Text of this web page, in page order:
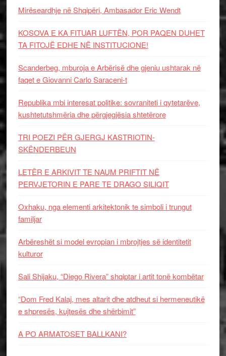
Mirëseardhje në Shqipëri, Ambasador Eric Wendt
KOSOVA E KA FITUAR LUFTËN, POR PAQEN DUHET
TA FITOJË EDHE NË INSTITUCIONE!
Scanderbeg, mburoja e Arbërisë dhe gjeniu ushtarak në
faqet e Giovanni Carlo Saraceni-t
Republika mbi interesat politike: sovraniteti i qytetarëve,
kushtetutshmëria dhe përgjegjësia shtetërore
TRI POEZI PËR GJERGJ KASTRIOTIN-
SKËNDERBEUN
LETËR E ARKIVIT TE NAUM PRIFTIT NË
PERVJETORIN E PARE TE DRAGO SILIQIT
Oxhaku, nga elementi arkitektonik te simboli i trungut
familjar
Arbëreshët si model evropian i mbrojtjes së identitetit
kulturor
Sali Shijaku, “Diego Rivera” shqiptar i artit tonë kombëtar
“Dom Fred Kalaj, mes altarit dhe atdheut si hermeneutikë
e shpresës, kujtesës dhe shërbimit”
A PO ARMATOSET BALLKANI?